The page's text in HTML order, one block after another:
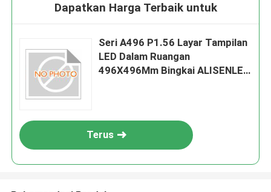
Dapatkan Harga Terbaik untuk
Seri A496 P1.56 Layar Tampilan
LED Dalam Ruangan
496X496Mm Bingkai ALISENLED
Terus